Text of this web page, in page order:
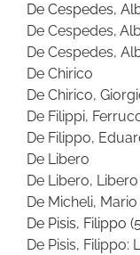
De Cespedes,
De Cespedes,
De Cespedes,
De Chirico
De Chirico,
De Filippi,
De Filippo,
De Libero
De Libero, Libero
De Micheli, Mario
De Pisis, Filippo
De Pisis, Filippo: